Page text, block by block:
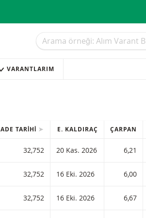
Arama
Arama
VARANTLARIM
TARIHI E. KALDIRAÇ ÇARPAN
ISIN koduyla:
32,752 20 Kas. 2026 6,21
ISIN koduyla:
32,752 16 Eki. 2026 6,00
ISIN koduyla:
32,752 16 Eki. 2026 6,67